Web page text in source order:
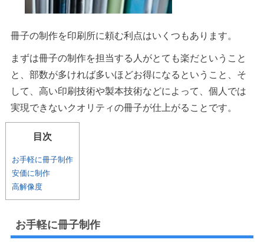
冊子の制作を印刷所に頼む利点はいくつもあります。
まずは冊子の制作を担当する人がとても楽だということ
と、部数が多ければ多いほどお得になるということ、そ
して、高い印刷技術や製本技術などによって、個人では
実現できないクオリティの冊子が仕上がることです。
目次
お手軽に冊子制作
安価に制作
高解像度
お手軽に冊子制作